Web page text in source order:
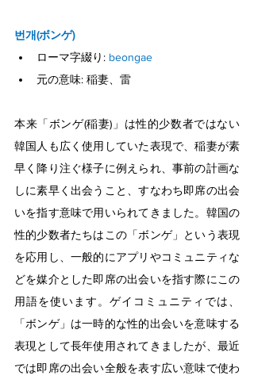
번개(ボンゲ)
ローマ字綴り: beongae
元の意味: 稲妻、雷
本来「ボンゲ(稲妻)」は性的少数者ではない
韓国人も広く使用していた表現で、稲妻が素
早く降り注ぐ様子に例えられ、事前の計画な
しに素早く出会うこと、すなわち即席の出会
いを指す意味で用いられてきました。韓国の
性的少数者たちはこの「ボンゲ」という表現
を応用し、一般的にアプリやコミュニティな
どを媒介とした即席の出会いを指す際にこの
用語を使います。ゲイコミュニティでは、
「ボンゲ」は一時的な性的出会いを意味する
表現として長年使用されてきましたが、最近
では即席の出会い全般を表す広い意味で使わ